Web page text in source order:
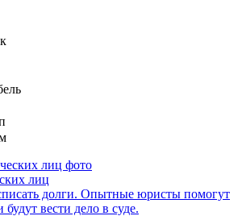
лиц
долги. Опытные юристы помогут
вести дело в суде.